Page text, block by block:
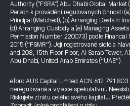
Authority ("FSRA") Abu Dhabi Global Market
Person k provádění regulovaných činností
Principal (Matched), (b) Arranging Deals in
(d) Arranging Custody a (e) Managing Assets
Permission Number 220073) podle
2015 (“FSMR”). Její registrované sídlo a
and 208, 15th Floor Floor, Al Sarab Tower,
Abu Dhabi, United Arab Emirates (“UAE”).
eToro AUS Capital Limited ACN 612 791
neregulovaná a vysoce spekulativní.
Riskujete ztrátu celého svého kapitálu.